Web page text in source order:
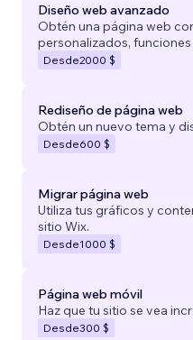
Diseño web avanzado
Obtén una página web
personalizados,
Desde2000 $
Rediseño de página web
Obtén un nuevo tema y
Desde600 $
Migrar página web
Utiliza tus gráficos y
sitio Wix.
Desde1000 $
Página web móvil
Haz que tu sitio se vea
Desde300 $